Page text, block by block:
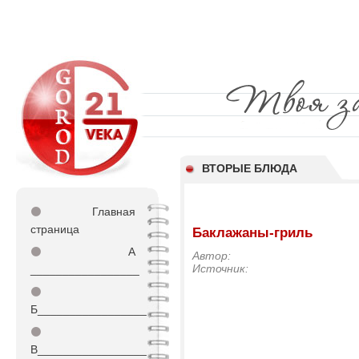
ВТОРЫЕ БЛЮДА
⚫
Главная
страница
⚫
А
⚫
Б_________________
⚫
В_________________
Баклажаны-гриль
Автор:
Источник: